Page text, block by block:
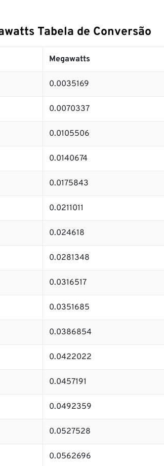
Tabela de Conversão
Megawatts
0.0035169
0.0070337
0.0105506
0.0140674
0.0175843
0.0211011
0.024618
0.0281348
0.0316517
0.0351685
0.0386854
0.0422022
0.0457191
0.0492359
0.0527528
0.0562696